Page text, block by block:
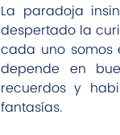
La paradoja
despertado la
cada uno somos
depende en
recuerdos y
fantasías.